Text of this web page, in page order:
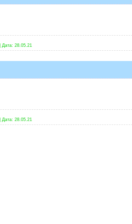
Дата: 28.05.21
Дата: 28.05.21